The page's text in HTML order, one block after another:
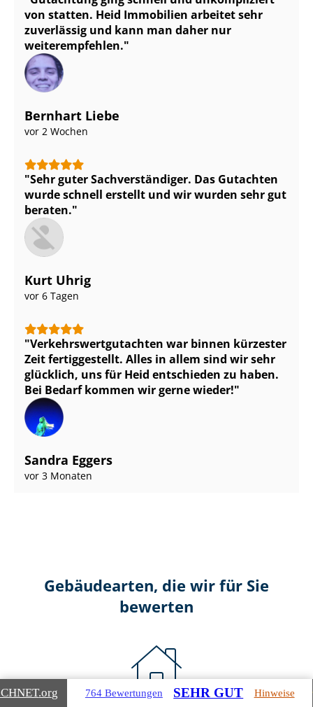
von statten. Heid Immobilien arbeitet sehr
zuverlässig und kann man daher nur
weiterempfehlen.
Bernhart Liebe
vor 2 Wochen
Sehr guter Sach­ver­stän­di­ger. Das Gutachten
wurde schnell erstellt und wir wurden sehr gut
beraten.
Kurt Uhrig
vor 6 Tagen
Ver­kehrs­wert­gut­ach­ten war binnen kürzester
Zeit fertiggestellt. Alles in allem sind wir sehr
glücklich, uns für Heid entschieden zu haben.
Bei Bedarf kommen wir gerne wieder!
Sandra Eggers
vor 3 Monaten
Gebäudearten, die wir für Sie
bewerten
.org 764 Bewertungen SEHR GUT Hinweise